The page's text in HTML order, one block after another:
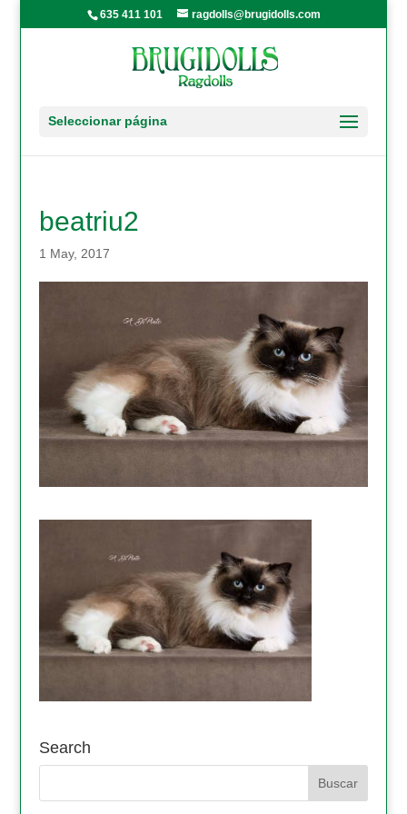
635 411 101 ragdolls@brugidolls.com
Seleccionar página
beatriu2
1 May, 2017
Search